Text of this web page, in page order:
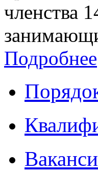
членства
Подробнее